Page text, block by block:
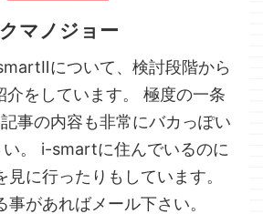
クマノジョー
について、検討段階から
介をしています。 極度の一条
事の内容も非常にバカっぽい
。 i-smartに住んでいるのに
見に行ったりもしています。
事があればメール下さい。